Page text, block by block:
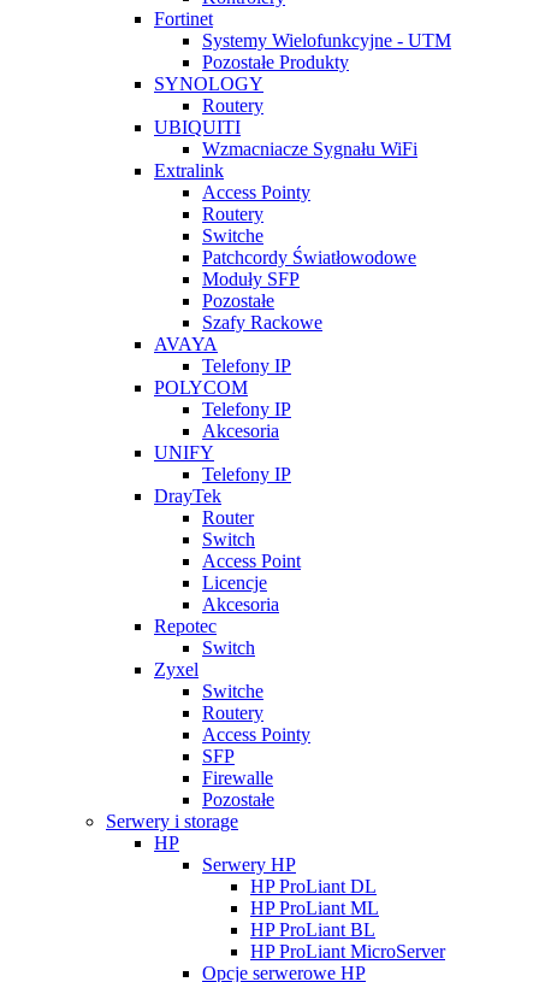
Fortinet
Systemy Wielofunkcyjne - UTM
Pozostałe Produkty
SYNOLOGY
Routery
UBIQUITI
Wzmacniacze Sygnału WiFi
Extralink
Access Pointy
Routery
Switche
Patchcordy Światłowodowe
Moduły SFP
Pozostałe
Szafy Rackowe
AVAYA
Telefony IP
POLYCOM
Telefony IP
Akcesoria
UNIFY
Telefony IP
DrayTek
Router
Switch
Access Point
Licencje
Akcesoria
Repotec
Switch
Zyxel
Switche
Routery
Access Pointy
SFP
Firewalle
Pozostałe
Serwery i storage
HP
Serwery HP
HP ProLiant DL
HP ProLiant ML
HP ProLiant BL
HP ProLiant MicroServer
Opcje serwerowe HP